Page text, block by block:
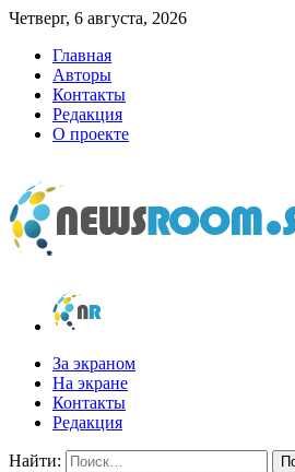
Четверг, 6 августа, 2026
Главная
Авторы
Контакты
Редакция
О проекте
newsroom.su
Новости о новостях
За экраном
На экране
Контакты
Редакция
Найти: